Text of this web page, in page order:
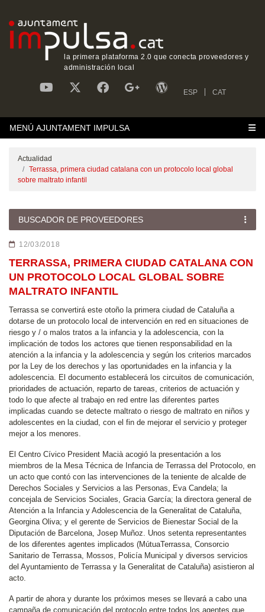
la primera plataforma 2.0 que conecta proveedores y
administración local
ESP CAT
MENÚ AJUNTAMENT IMPULSA
Actualidad
Terrassa, primera ciudad catalana con un protocolo local global
sobre maltrato infantil
BUSCADOR DE PROVEEDORES
12/03/2018
TERRASSA, PRIMERA CIUDAD CATALANA CON
UN PROTOCOLO LOCAL GLOBAL SOBRE
MALTRATO INFANTIL
Terrassa se convertirá este otoño la primera ciudad de Cataluña a
dotarse de un protocolo local de intervención en red en situaciones de
riesgo y / o malos tratos a la infancia y la adolescencia, con la
implicación de todos los actores que tienen responsabilidad en la
atención a la infancia y la adolescencia y según los criterios marcados
por la Ley de los derechos y las oportunidades en la infancia y la
adolescencia. El documento establecerá los circuitos de comunicación,
prioridades de actuación, reparto de tareas, criterios de actuación y
todo lo que afecte al trabajo en red entre las diferentes partes
implicadas cuando se detecte maltrato o riesgo de maltrato en niños y
adolescentes en la ciudad, con el fin de mejorar el servicio y proteger
mejor a los menores.
El Centro Cívico President Macià acogió la presentación a los
miembros de la Mesa Técnica de Infancia de Terrassa del Protocolo, en
un acto que contó con las intervenciones de la teniente de alcalde de
Derechos Sociales y Servicios a las Personas, Eva Candela; la
concejala de Servicios Sociales, Gracia García; la directora general de
Atención a la Infancia y Adolescencia de la Generalitat de Cataluña,
Georgina Oliva; y el gerente de Servicios de Bienestar Social de la
Diputación de Barcelona, Josep Muñoz. Unos setenta representantes
de los diferentes agentes implicados (MútuaTerrassa, Consorcio
Sanitario de Terrassa, Mossos, Policía Municipal y diversos servicios
del Ayuntamiento de Terrassa y la Generalitat de Cataluña) asistieron al
acto.
A partir de ahora y durante los próximos meses se llevará a cabo una
campaña de comunicación del protocolo entre todos los agentes que